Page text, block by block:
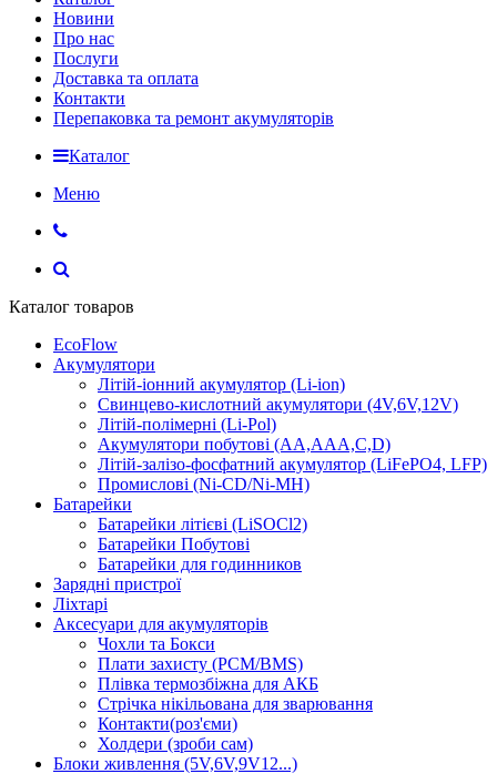
Новини
Про нас
Послуги
Доставка та оплата
Контакти
Перепаковка та ремонт акумуляторів
Каталог
Меню
Каталог товаров
EcoFlow
Акумулятори
Літій-іонний акумулятор (Li-ion)
Свинцево-кислотний акумулятори (4V,6V,12V)
Літій-полімерні (Li-Pol)
Акумулятори побутові (AA,AAA,C,D)
Літій-залізо-фосфатний акумулятор (LiFePO4, LFP)
Промислові (Ni-CD/Ni-MH)
Батарейки
Батарейки літієві (LiSOCl2)
Батарейки Побутові
Батарейки для годинников
Зарядні пристрої
Ліхтарі
Аксесуари для акумуляторів
Чохли та Бокси
Плати захисту (PCM/BMS)
Плівка термозбіжна для АКБ
Стрічка нікільована для зварювання
Контакти(роз'єми)
Холдери (зроби сам)
Блоки живлення (5V,6V,9V12...)